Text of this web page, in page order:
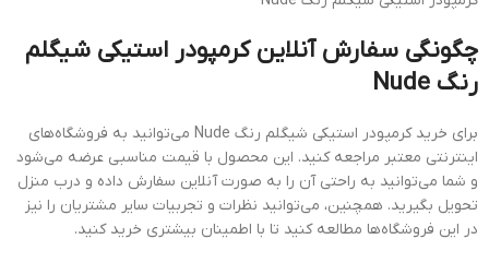
چگونگی سفارش آنلاین کرمپودر استیکی شیگلم
رنگ Nude
برای خرید کرمپودر استیکی شیگلم رنگ Nude می‌توانید به فروشگاه‌های
اینترنتی معتبر مراجعه کنید. این محصول با قیمت مناسبی عرضه می‌شود
و شما می‌توانید به راحتی آن را به صورت آنلاین سفارش داده و درب منزل
تحویل بگیرید. همچنین، می‌توانید نظرات و تجربیات سایر مشتریان را نیز
در این فروشگاه‌ها مطالعه کنید تا با اطمینان بیشتری خرید کنید.